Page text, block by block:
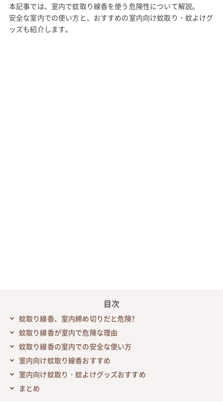
本記事では、室内で蚊取り線香を使う危険性について解説。
安全な室内での使い方と、おすすめの室内向け蚊取り・蚊よけグ
ッズも紹介します。
目次
蚊取り線香、室内締め切りだと危険?
蚊取り線香が室内で危険な理由
蚊取り線香の室内での安全な使い方
室内向け蚊取り線香おすすめ
室内向け蚊取り・蚊よけグッズおすすめ
まとめ